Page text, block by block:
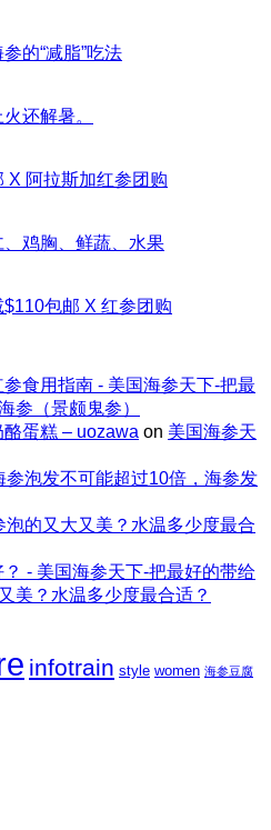
的“减脂”吃法No
补，
野
海
参
法
还解暑。
夏
样
参，
火
还
解
X 阿拉斯加红参团购
特
全
场
包
X
阿
拉
斯
加
红
参
鸡胸、鲜蔬、水果No
海
能
碗
虾
鸡
鲜
蔬、
包邮 X 红参团购
亲
特
｜
高
减
$110
红
食用指南 - 美国海参天下-把最
参（景颇鬼参）
酪蛋糕 – uozawa on 美国海参天
参泡发不可能超过10倍，海参发
泡的又大又美？水温多少度最合
- 美国海参天下-把最好的带给
美？水温多少度最合适？
infotrain style women 海参豆腐